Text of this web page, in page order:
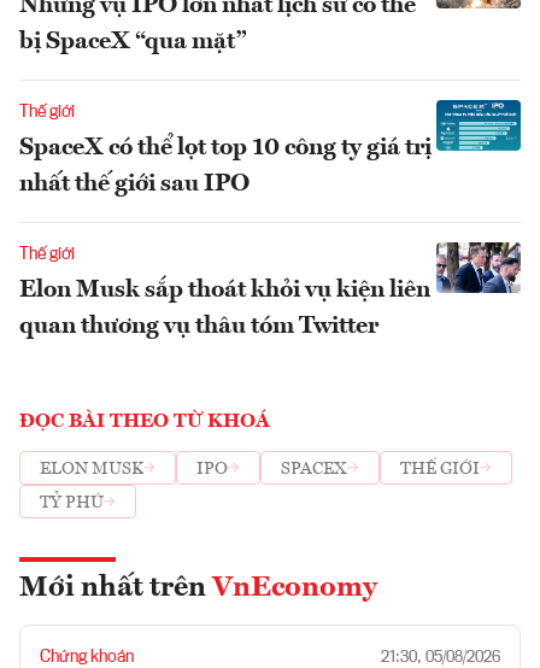
Những vụ IPO lớn nhất lịch sử có thể
bị SpaceX “qua mặt”
Thế giới
SpaceX có thể lọt top 10 công ty giá trị
nhất thế giới sau IPO
Thế giới
Elon Musk sắp thoát khỏi vụ kiện liên
quan thương vụ thâu tóm Twitter
ĐỌC BÀI THEO TỪ KHOÁ
ELON MUSK IPO SPACEX
THẾ GIỚI
TỶ PHÚ
Mới nhất trên VnEconomy
Chứng khoán 21:30, 05/08/2026